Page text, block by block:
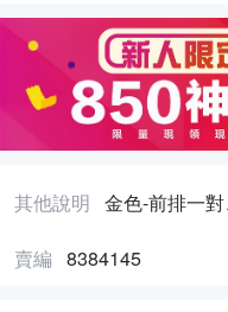
其他說明
賣編 8384145